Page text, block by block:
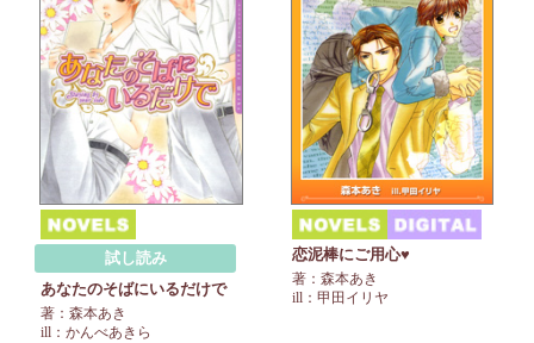
試し読み
あなたのそばにいるだけで
著：森本あき
ill：かんべあきら
恋泥棒にご用心♥
著：森本あき
ill：甲田イリヤ